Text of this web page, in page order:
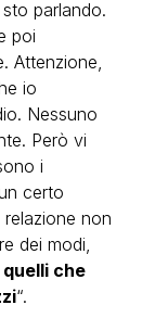
parlando.
poi
Attenzione,
io
Nessuno
Però vi
i
certo
non
dei modi,
quelli che
“.